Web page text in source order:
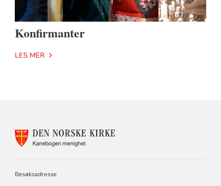
Konfirmanter
LES MER
Besøksadresse